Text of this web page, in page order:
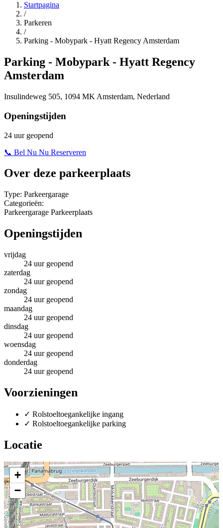
Startpagina
/
Parkeren
/
Parking - Mobypark - Hyatt Regency Amsterdam
Parking - Mobypark - Hyatt Regency
Amsterdam
Insulindeweg 505, 1094 MK Amsterdam, Nederland
Openingstijden
24 uur geopend
📞 Bel Nu Nu Reserveren
Over deze parkeerplaats
Type: Parkeergarage
Categorieën:
Parkeergarage Parkeerplaats
Openingstijden
vrijdag
24 uur geopend
zaterdag
24 uur geopend
zondag
24 uur geopend
maandag
24 uur geopend
dinsdag
24 uur geopend
woensdag
24 uur geopend
donderdag
24 uur geopend
Voorzieningen
✓ Rolstoeltoegankelijke ingang
✓ Rolstoeltoegankelijke parking
Locatie
+
−